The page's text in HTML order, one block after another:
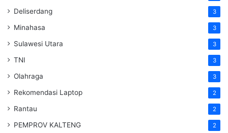
Deliserdang 3
Minahasa 3
Sulawesi Utara 3
TNI 3
Olahraga 3
Rekomendasi Laptop 2
Rantau 2
PEMPROV KALTENG 2